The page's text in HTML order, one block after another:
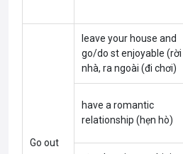
Go out
leave your house and
go/do st enjoyable (rời
nhà, ra ngoài (đi chơi)
have a romantic
relationship (hẹn hò)